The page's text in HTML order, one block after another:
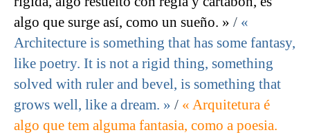
algo que surge así, como un sueño. » / «
Architecture is something that has some fantasy,
like poetry. It is not a rigid thing, something
solved with ruler and bevel, is something that
grows well, like a dream. » / « Arquitetura é
algo que tem alguma fantasia, como a poesia.